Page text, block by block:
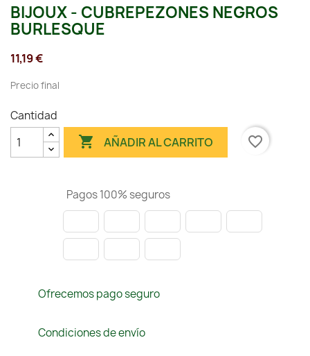
BIJOUX - CUBREPEZONES NEGROS
BURLESQUE
11,19 €
Precio final
Cantidad
 AÑADIR AL CARRITO favorite_border
Pagos 100% seguros
Ofrecemos pago seguro
Condiciones de envío